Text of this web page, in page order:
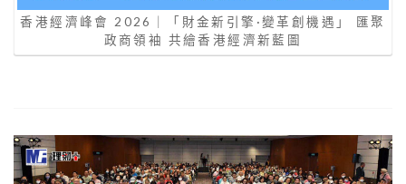
香港經濟峰會 2026｜「財金新引擎·變革創機遇」 匯聚
政商領袖 共繪香港經濟新藍圖